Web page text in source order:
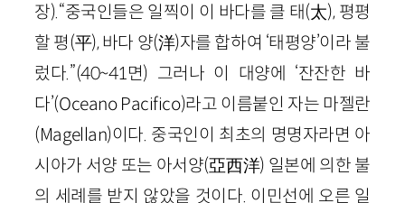
장).“중국인들은 일찍이 이 바다를 클 태(太), 평평
할 평(平), 바다 양(洋)자를 합하여 ‘태평양’이라 불
렀다.”(40~41면) 그러나 이 대양에 ‘잔잔한 바
다’(Oceano Pacifico)라고 이름붙인 자는 마젤란
(Magellan)이다. 중국인이 최초의 명명자라면 아
시아가 서양 또는 아서양(亞西洋) 일본에 의한 불
의 세례를 받지 않았을 것이다. 이민선에 오른 일